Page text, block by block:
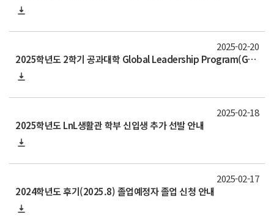
2025학년도 2학기 공과대학 Global Leadership Program(GLP) 교환학생 모집 안내
2025-02-20
2025학년도 LnL생활관 학부 신입생 추가 선발 안내
2025-02-18
2024학년도 후기(2025.8) 졸업예정자 졸업 신청 안내
2025-02-17